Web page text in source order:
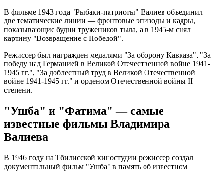
В фильме 1943 года "Рыбаки-патриоты" Валиев объединил
две тематические линии — фронтовые эпизоды и кадры,
показывающие будни тружеников тыла, а в 1945-м снял
картину "Возвращение с Победой".
Режиссер был награжден медалями "За оборону Кавказа", "За
победу над Германией в Великой Отечественной войне 1941-
1945 гг.", "За доблестный труд в Великой Отечественной
войне 1941-1945 гг." и орденом Отечественной войны II
степени.
"Ушба" и "Фатима" — самые
известные фильмы Владимира
Валиева
В 1946 году на Тбилисской киностудии режиссер создал
документальный фильм "Ушба" в память об известном